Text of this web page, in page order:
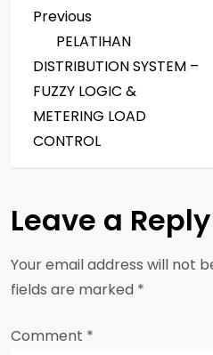
P
o
s
t
a
v
i
g
Previous
Post
Previous
PELATIHAN
DISTRIBUTION SYSTEM –
FUZZY LOGIC &
METERING LOAD
CONTROL
Leave a Reply
Your email address will not
fields are marked *
Comment *